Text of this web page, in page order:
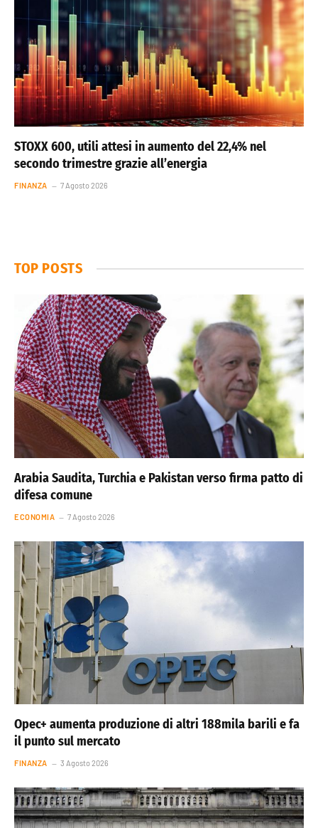
STOXX 600, utili attesi in aumento del 22,4% nel
secondo trimestre grazie all’energia
FINANZA 7 Agosto 2026
TOP POSTS
Arabia Saudita, Turchia e Pakistan verso firma patto di
difesa comune
ECONOMIA 7 Agosto 2026
Opec+ aumenta produzione di altri 188mila barili e fa
il punto sul mercato
FINANZA 3 Agosto 2026